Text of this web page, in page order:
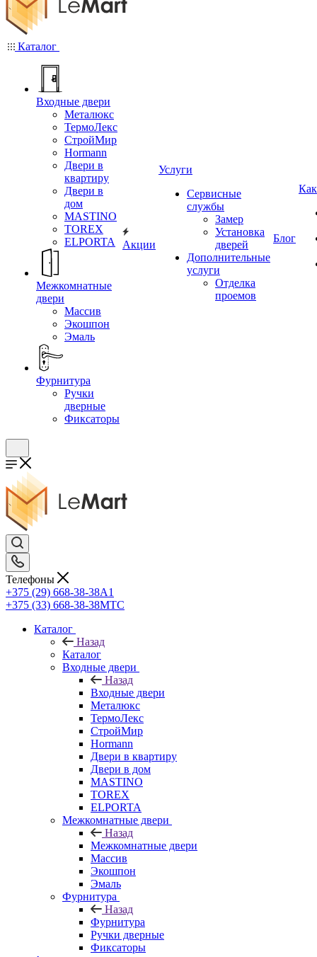
Каталог
Входные двери
Металюкс
ТермоЛекс
СтройМир
Hormann
Двери в
квартиру
Двери в
дом
MASTINO
TOREX
ELPORTA
Межкомнатные
двери
Массив
Экошпон
Эмаль
Фурнитура
Ручки
дверные
Фиксаторы
Акции
Услуги
Сервисные
службы
Замер
Установка
дверей
Дополнительные
услуги
Отделка
проемов
Блог
Телефоны
+375 (29) 668-38-38A1
+375 (33) 668-38-38МТС
Каталог
Назад
Каталог
Входные двери
Назад
Входные двери
Металюкс
ТермоЛекс
СтройМир
Hormann
Двери в квартиру
Двери в дом
MASTINO
TOREX
ELPORTA
Межкомнатные двери
Назад
Межкомнатные двери
Массив
Экошпон
Эмаль
Фурнитура
Назад
Фурнитура
Ручки дверные
Фиксаторы